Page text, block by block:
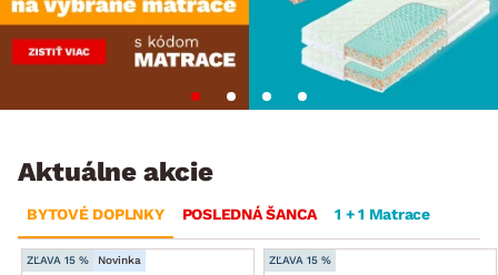
Aktuálne akcie
BYTOVÉ DOPLNKY POSLEDNÁ ŠANCA 1 + 1 Matrace
ZĽAVA 15 % Novinka ZĽAVA 15 %